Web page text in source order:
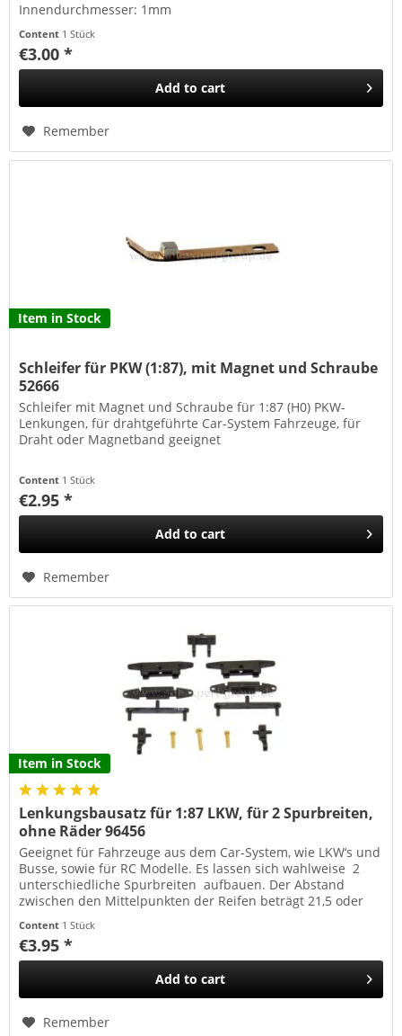
Innendurchmesser: 1mm
Content 1 Stück
€3.00 *
Add to cart
Remember
Item in Stock
Schleifer für PKW (1:87), mit Magnet und Schraube
52666
Schleifer mit Magnet und Schraube für 1:87 (H0) PKW-
Lenkungen, für drahtgeführte Car-System Fahrzeuge, für
Draht oder Magnetband geeignet
Content 1 Stück
€2.95 *
Add to cart
Remember
Item in Stock
Lenkungsbausatz für 1:87 LKW, für 2 Spurbreiten,
ohne Räder 96456
Geeignet für Fahrzeuge aus dem Car-System, wie LKW‘s und
Busse, sowie für RC Modelle. Es lassen sich wahlweise 2
unterschiedliche Spurbreiten aufbauen. Der Abstand
zwischen den Mittelpunkten der Reifen beträgt 21,5 oder
Content 1 Stück
€3.95 *
Add to cart
Remember